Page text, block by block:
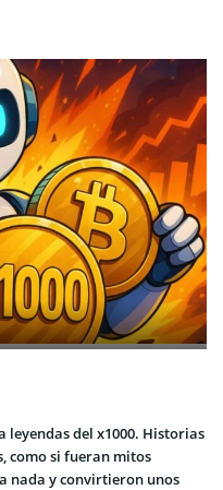
leyendas del x1000. Historias
como si fueran mitos
nada y convirtieron unos